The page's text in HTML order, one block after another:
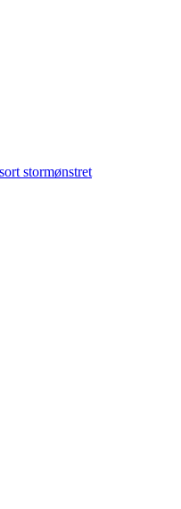
stormønstret